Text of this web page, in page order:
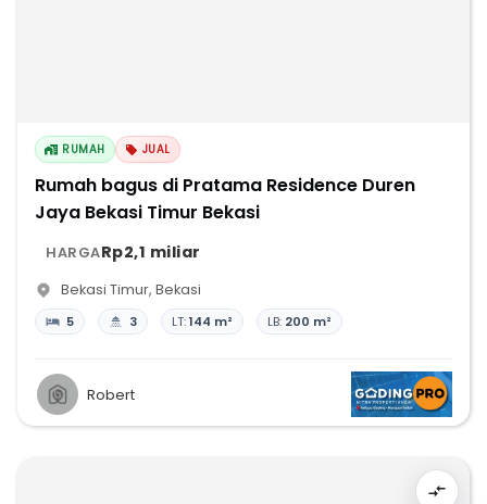
RUMAH JUAL
Rumah bagus di Pratama Residence Duren
Jaya Bekasi Timur Bekasi
HARGARp2,1 miliar
Bekasi Timur, Bekasi
5 3 LT:144 m² LB: 200 m²
Robert